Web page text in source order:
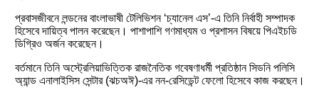
প্রবাসজীবনে লন্ডনের বাংলাভাষী টেলিভিশন ‘চ্যানেল এস’-এ তিনি নির্বাহী সম্পাদক
হিসেবে দায়িত্ব পালন করেছেন। পাশাপাশি গণমাধ্যম ও প্রশাসন বিষয়ে পিএইচডি
ডিগ্রিও অর্জন করেছেন।
বর্তমানে তিনি অস্ট্রেলিয়াভিত্তিক রাজনৈতিক গবেষণাধর্মী প্রতিষ্ঠান সিডনি পলিসি
অ্যান্ড এনালাইসিস সেন্টার (ঝচঅঈ)-এর নন-রেসিডেন্ট ফেলো হিসেবে কাজ করছেন।